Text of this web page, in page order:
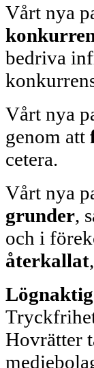
Vårt nya
bedriva
Vårt nya
genom att
cetera.
Vårt nya
grunder,
och i
återkallat
Hovrätter